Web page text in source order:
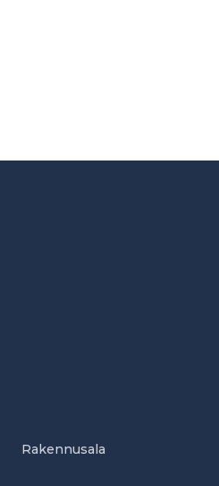
Rakennusala